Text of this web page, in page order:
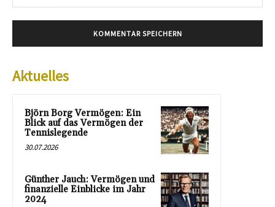
Aktuelles
Björn Borg Vermögen: Ein
Blick auf das Vermögen der
Tennislegende
30.07.2026
Günther Jauch: Vermögen und
finanzielle Einblicke im Jahr
2024